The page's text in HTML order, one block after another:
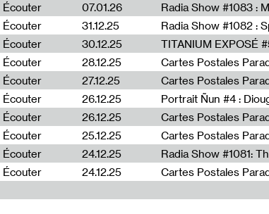
Écouter
07.01.26
Écouter
31.12.25
Écouter
30.12.25 TITANIUM EXPOSÉ
Écouter
28.12.25 Cartes Postales
Écouter
27.12.25 Cartes Postales
Écouter
26.12.25 Portrait Ñun #4 :
Écouter
26.12.25 Cartes Postales
Écouter
25.12.25 Cartes Postales
Écouter
24.12.25
Écouter
24.12.25 Cartes Postales